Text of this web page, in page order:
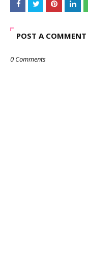
POST A COMMENT
0 Comments